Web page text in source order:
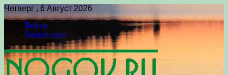
Четверг , 6 Август 2026
Войти
Switch skin